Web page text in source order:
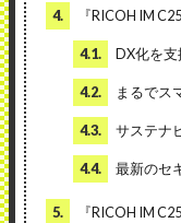
4. 『RICOH IM
4.1. DX化を
4.2. まるでス
4.3. サステナ
4.4. 最新のセ
5. 『RICOH IM